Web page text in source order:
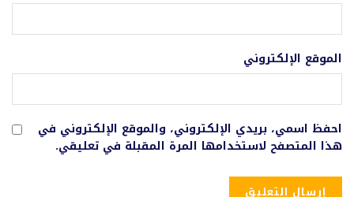
الموقع الإلكتروني
احفظ اسمي، بريدي الإلكتروني، والموقع الإلكتروني في
هذا المتصفح لاستخدامها المرة المقبلة في تعليقي.